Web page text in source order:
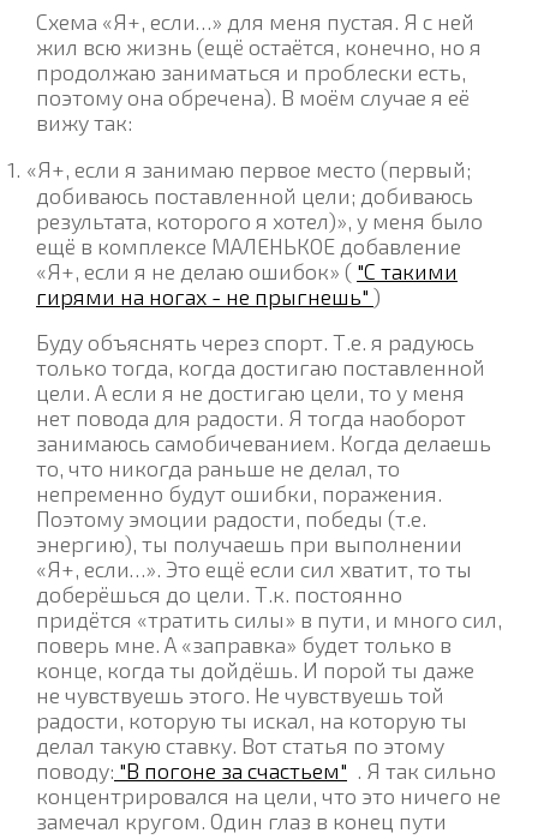
Схема «Я+, если…» для меня пустая. Я с ней
жил всю жизнь (ещё остаётся, конечно, но я
продолжаю заниматься и проблески есть,
поэтому она обречена). В моём случае я её
вижу так:
1. «Я+, если я занимаю первое место (первый;
добиваюсь поставленной цели; добиваюсь
результата, которого я хотел)», у меня было
ещё в комплексе МАЛЕНЬКОЕ добавление
«Я+, если я не делаю ошибок» ( "С такими
гирями на ногах - не прыгнешь" )
Буду объяснять через спорт. Т.е. я радуюсь
только тогда, когда достигаю поставленной
цели. А если я не достигаю цели, то у меня
нет повода для радости. Я тогда наоборот
занимаюсь самобичеванием. Когда делаешь
то, что никогда раньше не делал, то
непременно будут ошибки, поражения.
Поэтому эмоции радости, победы (т.е.
энергию), ты получаешь при выполнении
«Я+, если…». Это ещё если сил хватит, то ты
доберёшься до цели. Т.к. постоянно
придётся «тратить силы» в пути, и много сил,
поверь мне. А «заправка» будет только в
конце, когда ты дойдёшь. И порой ты даже
не чувствуешь этого. Не чувствуешь той
радости, которую ты искал, на которую ты
делал такую ставку. Вот статья по этому
поводу: "В погоне за счастьем" . Я так сильно
концентрировался на цели, что это ничего не
замечал кругом. Один глаз в конец пути